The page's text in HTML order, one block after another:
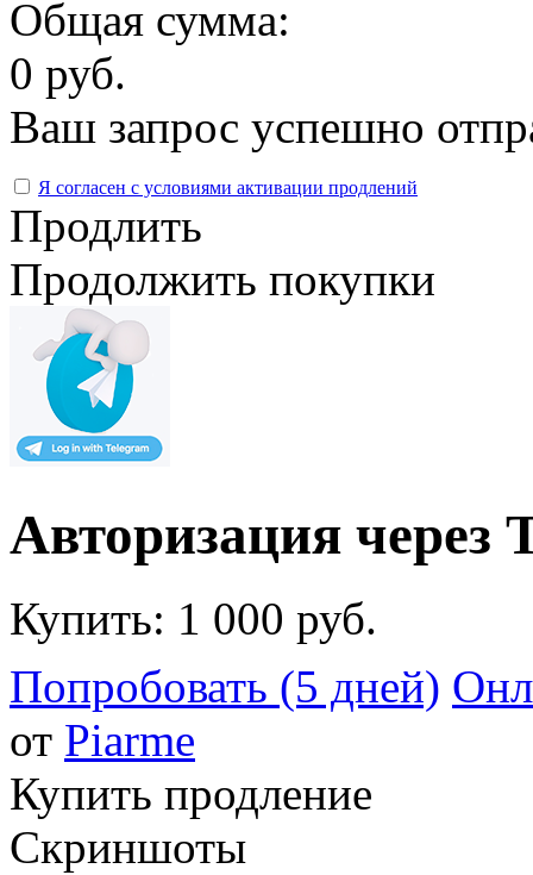
Общая сумма:
0 руб.
Ваш запрос успешно
Я согласен с условиями активации продлений
Продлить
Продолжить покупки
Авторизация через
Купить: 1 000 руб.
Попробовать (5 дней)
от Piarme
Купить продление
Скриншоты